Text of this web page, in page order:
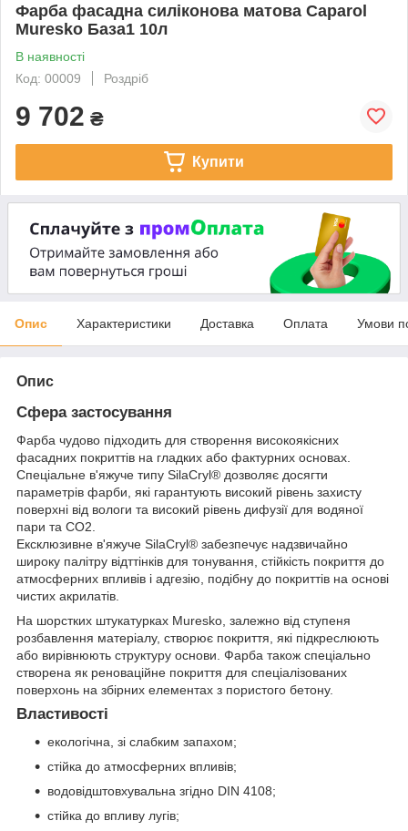
Фарба фасадна силіконова матова Caparol
Muresko База1 10л
В наявності
Код: 00009
Роздріб
9 702 ₴
Купити
Опис Характеристики Доставка Оплата Умови
Опис
Сфера застосування
Фарба чудово підходить для створення високоякісних
фасадних покриттів на гладких або фактурних основах.
Спеціальне в'яжуче типу SilaCryl® дозволяє досягти
параметрів фарби, які гарантують високий рівень захисту
поверхні від вологи та високий рівень дифузії для водяної
пари та CO2
Ексклюзивне в'яжуче SilaCryl® забезпечує надзвичайно
широку палітру відттінків для тонування, стійкість покриття до
атмосферних впливів і адгезію, подібну до покриттів на основі
чистих акрилатів.
На шорстких штукатурках Muresko, залежно від ступеня
розбавлення матеріалу, створює покриття, які підкреслюють
або вирівнюють структуру основи. Фарба також спеціально
створена як реноваційне покриття для спеціалізованих
поверхонь на збірних елементах з пористого бетону.
Властивості
екологічна, зі слабким запахом;
стійка до атмосферних впливів;
водовідштовхувальна згідно DIN 4108;
стійка до впливу лугів;